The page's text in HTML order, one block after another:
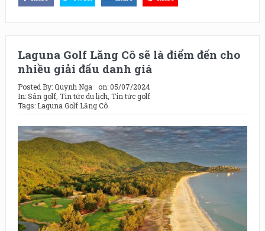
Laguna Golf Lăng Cô sẽ là điểm đến cho
nhiều giải đấu danh giá
Posted By:Quynh Nga on:05/07/2024
In:Sân golf, Tin tức du lịch, Tin tức golf
Tags: Laguna Golf Lăng Cô